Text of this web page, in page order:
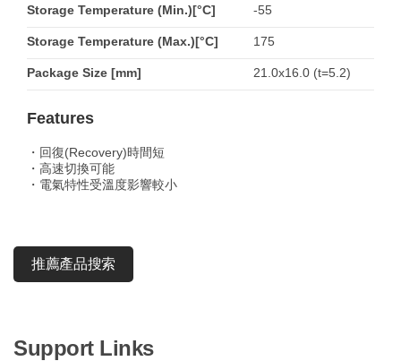
Storage Temperature (Min.)[°C] -55
Storage Temperature (Max.)[°C] 175
Package Size [mm] 21.0x16.0 (t=5.2)
Features
・回復(Recovery)時間短
・高速切換可能
・電氣特性受溫度影響較小
推薦產品搜索
Support Links